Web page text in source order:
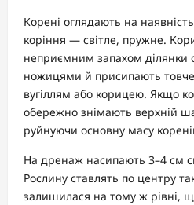
Корені оглядають на
коріння — світле, пружне.
неприємним запахом ділянки
ножицями й присипають
вугіллям або корицею. Якщо
обережно знімають верхній
руйнуючи основну масу
На дренаж насипають 3–4 см
Рослину ставлять по центру
залишилася на тому ж рівні,